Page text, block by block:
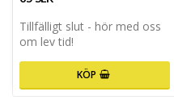
Tillfälligt slut - hör med oss
om lev tid!
KÖP